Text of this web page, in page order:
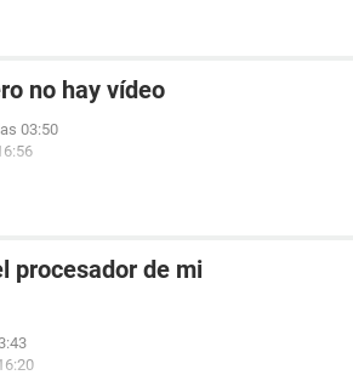
no hay vídeo
03:50
procesador de mi